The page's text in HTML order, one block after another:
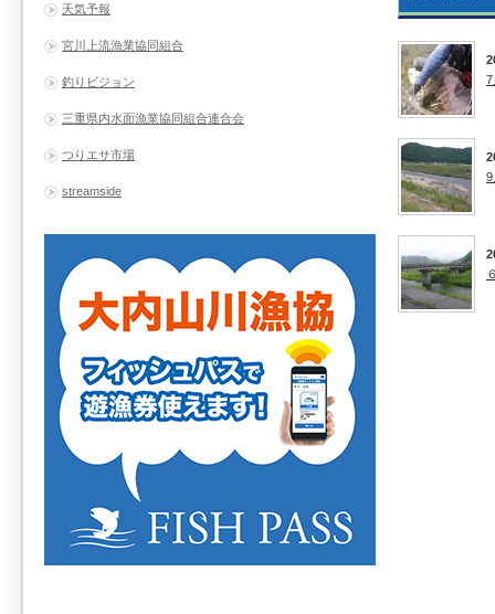
7
9
天気予報
宮川上流漁業協同組合
釣りビジョン
三重県内水面漁業協同組合連合会
つりエサ市場
streamside